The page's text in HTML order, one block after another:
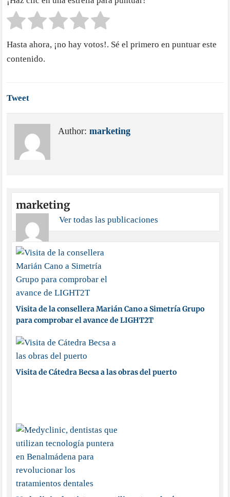
Hasta ahora, ¡no hay votos!. Sé el primero en puntuar este
contenido.
Tweet
Author:marketing
marketing
Ver todas las publicaciones
Visita de la consellera Marián Cano a Simetría Grupo
para comprobar el avance de LIGHT2T
Visita de Cátedra Becsa a las obras del puerto